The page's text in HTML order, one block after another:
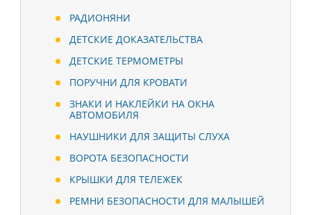
РАДИОНЯНИ
ДЕТСКИЕ ДОКАЗАТЕЛЬСТВА
ДЕТСКИЕ ТЕРМОМЕТРЫ
ПОРУЧНИ ДЛЯ КРОВАТИ
ЗНАКИ И НАКЛЕЙКИ НА ОКНА
АВТОМОБИЛЯ
НАУШНИКИ ДЛЯ ЗАЩИТЫ СЛУХА
ВОРОТА БЕЗОПАСНОСТИ
КРЫШКИ ДЛЯ ТЕЛЕЖЕК
РЕМНИ БЕЗОПАСНОСТИ ДЛЯ МАЛЫШЕЙ